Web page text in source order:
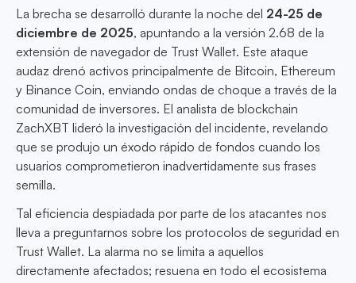
La brecha se desarrolló durante la noche del 24-25 de
diciembre de 2025, apuntando a la versión 2.68 de la
extensión de navegador de Trust Wallet. Este ataque
audaz drenó activos principalmente de Bitcoin, Ethereum
y Binance Coin, enviando ondas de choque a través de la
comunidad de inversores. El analista de blockchain
ZachXBT lideró la investigación del incidente, revelando
que se produjo un éxodo rápido de fondos cuando los
usuarios comprometieron inadvertidamente sus frases
semilla.
Tal eficiencia despiadada por parte de los atacantes nos
lleva a preguntarnos sobre los protocolos de seguridad en
Trust Wallet. La alarma no se limita a aquellos
directamente afectados; resuena en todo el ecosistema